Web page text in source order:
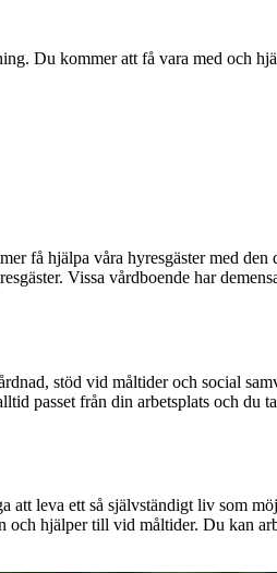
Du kommer att få vara med och
få hjälpa våra hyresgäster med
Vissa vårdboende har
stöd vid måltider och social
passet från din arbetsplats och du
att leva ett så självständigt liv som
hjälper till vid måltider. Du kan